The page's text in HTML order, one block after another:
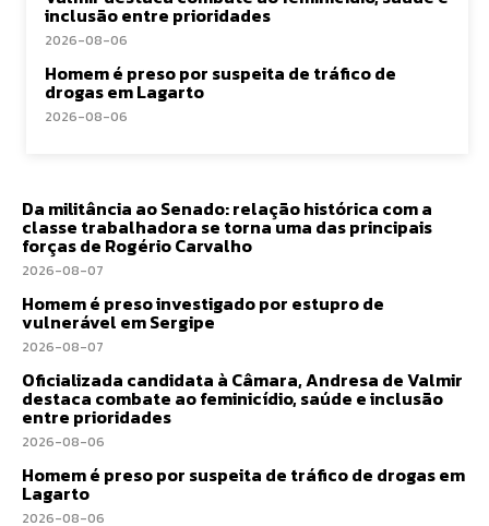
inclusão entre prioridades
2026-08-06
Homem é preso por suspeita de tráfico de
drogas em Lagarto
2026-08-06
Da militância ao Senado: relação histórica com a
classe trabalhadora se torna uma das principais
forças de Rogério Carvalho
2026-08-07
Homem é preso investigado por estupro de
vulnerável em Sergipe
2026-08-07
Oficializada candidata à Câmara, Andresa de Valmir
destaca combate ao feminicídio, saúde e inclusão
entre prioridades
2026-08-06
Homem é preso por suspeita de tráfico de drogas em
Lagarto
2026-08-06